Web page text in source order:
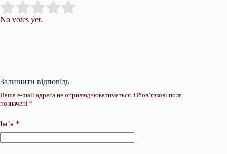
Rate this item:
No votes yet.
Залишити відповідь
Ваша e-mail адреса не оприлюднюватиметься. Обов’язкові поля
позначені *
Ім’я *